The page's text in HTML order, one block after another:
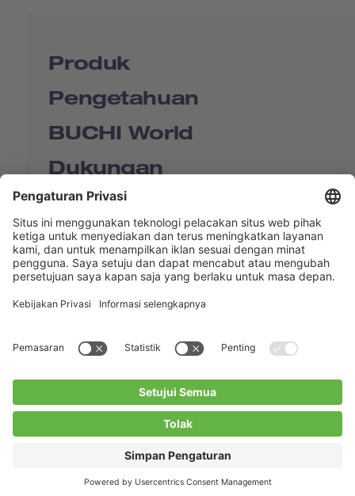
Produk
Pengetahuan
BUCHI World
Dukungan
Shop
Contact us
BUCHI Worldwide
Blogs
LinkedinInstagramTwitter Youtube